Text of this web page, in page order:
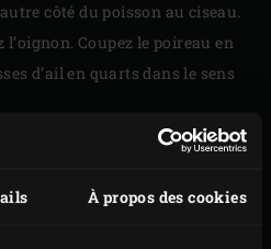
À propos des cookies
côté du poisson au ciseau.
Coupez le poireau en
d’ail en quarts dans le sens
de limande à convenance.
filet de ce mélange.